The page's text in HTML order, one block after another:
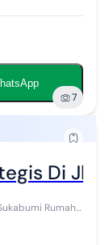
7
Di Jl.
Rumah
Tanpa